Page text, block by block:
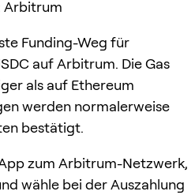
Arbitrum
Funding-Weg für
auf Arbitrum. Die Gas
als auf Ethereum
werden normalerweise
bestätigt.
zum Arbitrum-Netzwerk,
wähle bei der Auszahlung